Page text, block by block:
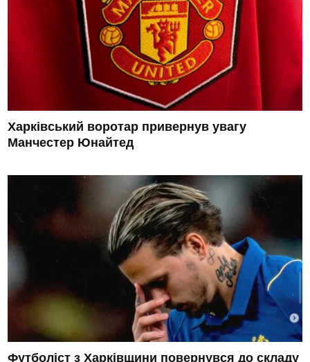
Харківський воротар привернув увагу
Манчестер Юнайтед
Футболіст з Харківщини повернувся до складу